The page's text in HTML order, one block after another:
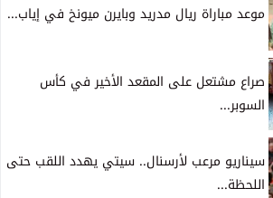
موعد مباراة ريال مدريد وبايرن ميونخ في إياب...
صراع مشتعل على المقعد الأخير في كأس
السوبر...
سيناريو مرعب لأرسنال.. سيتي يهدد اللقب حتى
اللحظة...